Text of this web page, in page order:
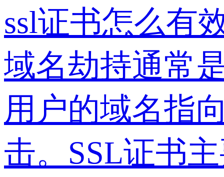
ssl证书怎么有
域名劫持通常
用户的域名指
击。SSL证书